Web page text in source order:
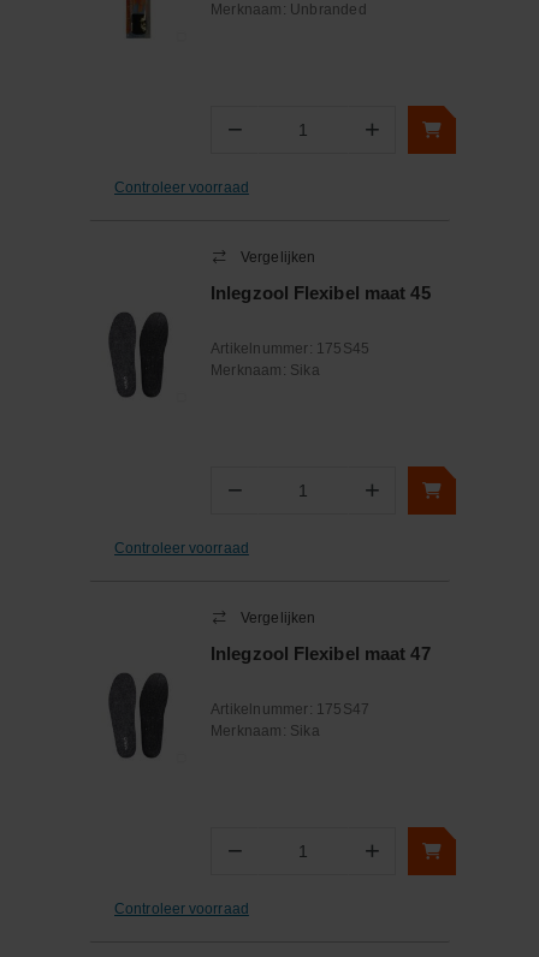
Merknaam: Unbranded
− Aantal +
Controleer voorraad
Vergelijken
Inlegzool Flexibel maat 45
Artikelnummer: 175S45
Merknaam: Sika
− Aantal +
Controleer voorraad
Vergelijken
Inlegzool Flexibel maat 47
Artikelnummer: 175S47
Merknaam: Sika
− Aantal +
Controleer voorraad